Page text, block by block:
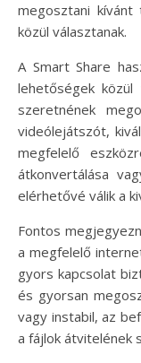
megosztani
közül választanak.
A Smart Share
lehetőségek
szeretnének
videólejátszót,
megfelelő
átkonvertálása
elérhetővé válik a
Fontos
a megfelelő
gyors kapcsolat
és gyorsan
vagy instabil, az
a fájlok átvitelének